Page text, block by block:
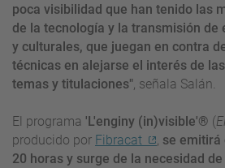
poca visibilidad que han tenido las
de la tecnología y la transmisión de
y culturales, que juegan en contra
técnicas en alejarse el interés de
temas y titulaciones", señala Salán.
El programa 'L'enginy (in)visible'® (
producido por Fibracat , se emitirá
20 horas y surge de la necesidad